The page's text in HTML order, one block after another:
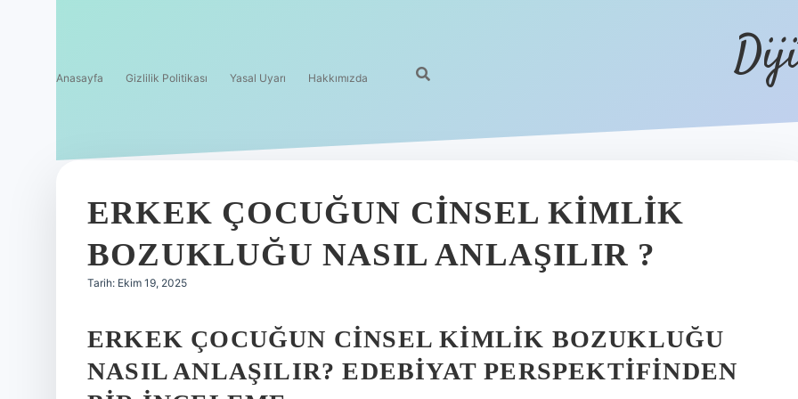
Anasayfa Gizlilik Politikası Yasal Uyarı Hakkımızda
ERKEK ÇOCUĞUN CINSEL KIMLIK
BOZUKLUĞU NASIL ANLAŞILIR ?
Tarih: Ekim 19, 2025
ERKEK ÇOCUĞUN CINSEL KIMLIK BOZUKLUĞU
NASIL ANLAŞILIR? EDEBIYAT PERSPEKTIFINDEN